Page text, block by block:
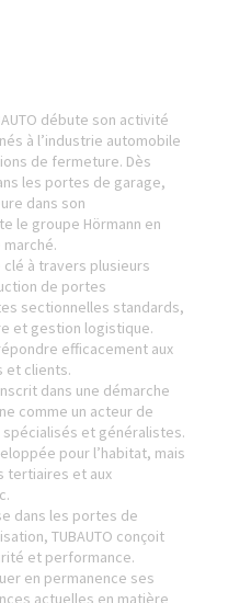
débute son activité
à l’industrie automobile
de fermeture. Dès
les portes de garage,
dans son
le groupe Hörmann en
clé à travers plusieurs
de portes
sectionnelles standards,
et gestion logistique.
efficacement aux
et clients.
dans une démarche
comme un acteur de
et généralistes.
pour l’habitat, mais
tertiaires et aux
dans les portes de
TUBAUTO conçoit
et performance.
en permanence ses
actuelles en matière